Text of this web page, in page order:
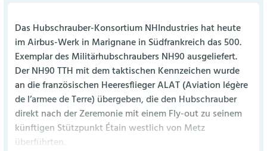
Das Hubschrauber-Konsortium NHIndustries hat heute
im Airbus-Werk in Marignane in Südfrankreich das 500.
Exemplar des Militärhubschraubers NH90 ausgeliefert.
Der NH90 TTH mit dem taktischen Kennzeichen wurde
an die französischen Heeresflieger ALAT (Aviation légère
de l’armee de Terre) übergeben, die den Hubschrauber
direkt nach der Zeremonie mit einem Fly-out zu seinem
künftigen Stützpunkt Étain westlich von Metz
überführten.